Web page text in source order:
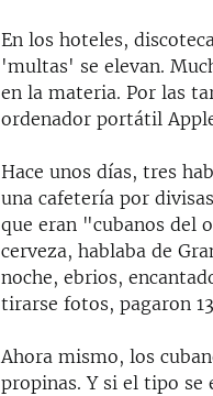
En los hoteles,
'multas' se elevan.
en la materia. Por las
ordenador portátil
Hace unos días, tres
una cafetería por
que eran "cubanos del
cerveza, hablaba de
noche, ebrios,
tirarse fotos, pagaron
Ahora mismo, los
propinas. Y si el tipo